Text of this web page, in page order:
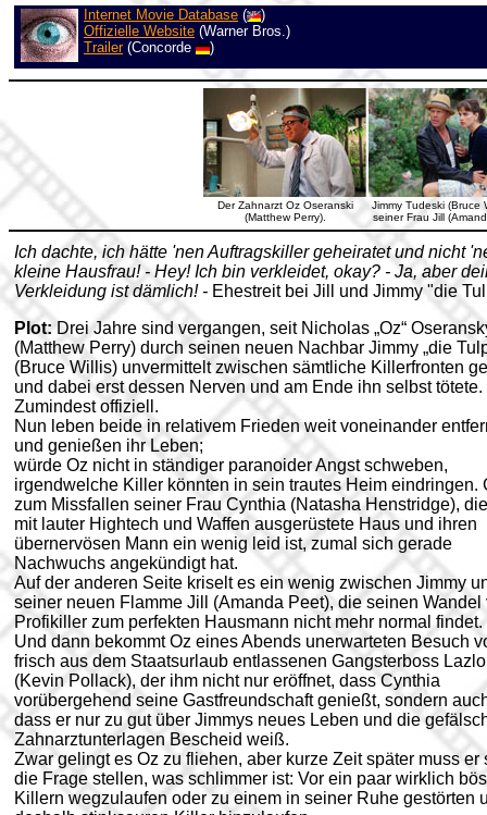
Internet Movie Database (
)
Offizielle Website (Warner Bros.)
Trailer(Concorde )
Der Zahnarzt Oz Oseranski
(Matthew Perry).
Jimmy Tudeski (Bruce
seiner Frau Jill
Ich dachte, ich hätte 'nen Auftragskiller geheiratet und nicht
kleine Hausfrau! - Hey! Ich bin verkleidet, okay? - Ja, aber
Verkleidung ist dämlich! - Ehestreit bei Jill und Jimmy "die
Plot:Drei Jahre sind vergangen, seit Nicholas „Oz“
(Matthew Perry) durch seinen neuen Nachbar Jimmy „die
(Bruce Willis) unvermittelt zwischen sämtliche Killerfronten
und dabei erst dessen Nerven und am Ende ihn selbst tötete.
Zumindest offiziell.
Nun leben beide in relativem Frieden weit voneinander
und genießen ihr Leben;
würde Oz nicht in ständiger paranoider Angst schweben,
irgendwelche Killer könnten in sein trautes Heim eindringen.
zum Missfallen seiner Frau Cynthia (Natasha Henstridge),
mit lauter Hightech und Waffen ausgerüstete Haus und ihren
übernervösen Mann ein wenig leid ist, zumal sich gerade
Nachwuchs angekündigt hat.
Auf der anderen Seite kriselt es ein wenig zwischen Jimmy
seiner neuen Flamme Jill (Amanda Peet), die seinen Wandel
Profikiller zum perfekten Hausmann nicht mehr normal findet.
Und dann bekommt Oz eines Abends unerwarteten Besuch
frisch aus dem Staatsurlaub entlassenen Gangsterboss Lazlo
(Kevin Pollack), der ihm nicht nur eröffnet, dass Cynthia
vorübergehend seine Gastfreundschaft genießt, sondern
dass er nur zu gut über Jimmys neues Leben und die
Zahnarztunterlagen Bescheid weiß.
Zwar gelingt es Oz zu fliehen, aber kurze Zeit später muss er
die Frage stellen, was schlimmer ist: Vor ein paar wirklich
Killern wegzulaufen oder zu einem in seiner Ruhe gestörten